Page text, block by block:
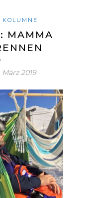
KOLUMNE
MAMMA
März 2019